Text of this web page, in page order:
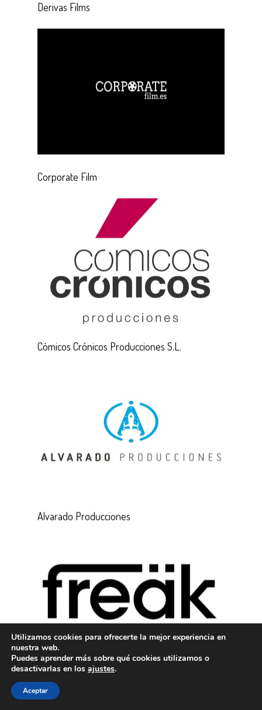
Derivas Films
Corporate Film
Cómicos Crónicos Producciones S.L.
Alvarado Producciones
Agencia Freak
Utilizamos cookies para ofrecerte la mejor experiencia en
nuestra web.
Puedes aprender más sobre qué cookies utilizamos o
desactivarlas en los ajustes.
Aceptar